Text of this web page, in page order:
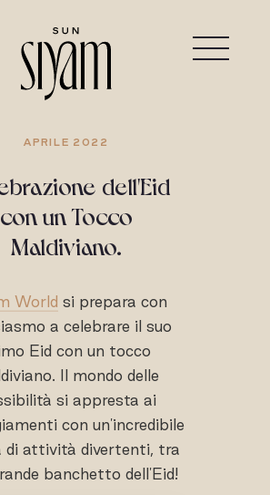
APRILE 2022
dell'Eid
con un Tocco
Maldiviano.
World si prepara con
a celebrare il suo
Eid con un tocco
Il mondo delle
si appresta ai
con un'incredibile
di attività divertenti, tra
banchetto dell'Eid!